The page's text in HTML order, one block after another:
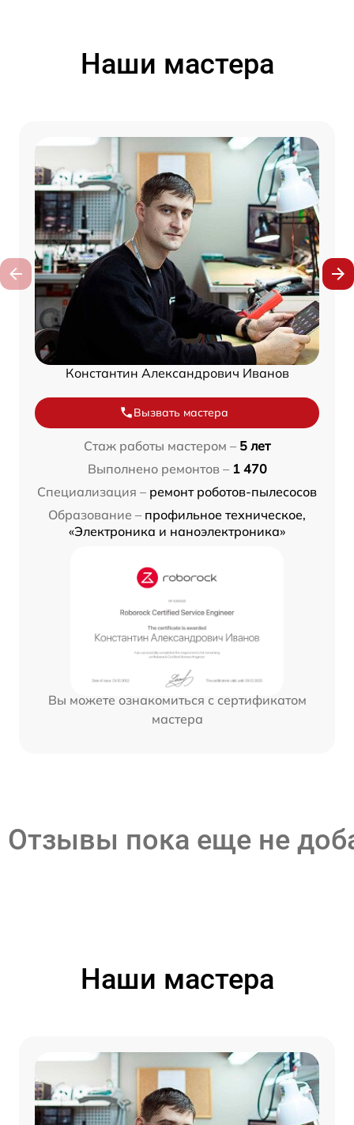
Наши мастера
Константин Александрович Иванов
Вызвать мастера
Стаж работы мастером – 5 лет
Выполнено ремонтов – 1 470
Специализация – ремонт роботов-пылесосов
Образование – профильное техническое,
«Электроника и наноэлектроника»
Вы можете ознакомиться с сертификатом
мастера
Отзывы пока еще не
Наши мастера